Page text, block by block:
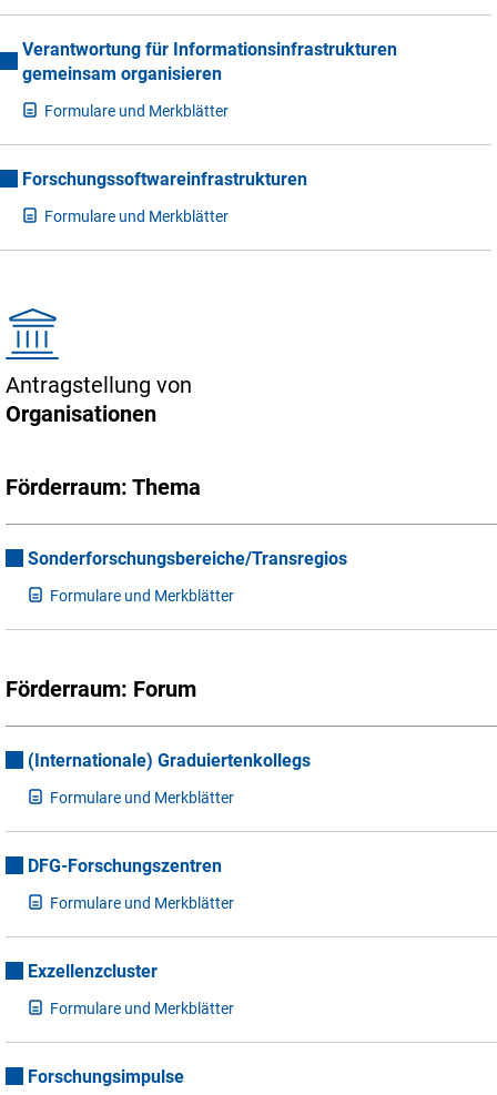
Verantwortung für Informationsinfrastrukturen
gemeinsam organisieren
Formulare und Merkblätter
Forschungssoftwareinfrastrukturen
Formulare und Merkblätter
Antragstellung von
Organisationen
Förderraum: Thema
Sonderforschungsbereiche/Transregios
Formulare und Merkblätter
Förderraum: Forum
(Internationale) Graduiertenkollegs
Formulare und Merkblätter
DFG-Forschungszentren
Formulare und Merkblätter
Exzellenzcluster
Formulare und Merkblätter
Forschungsimpulse